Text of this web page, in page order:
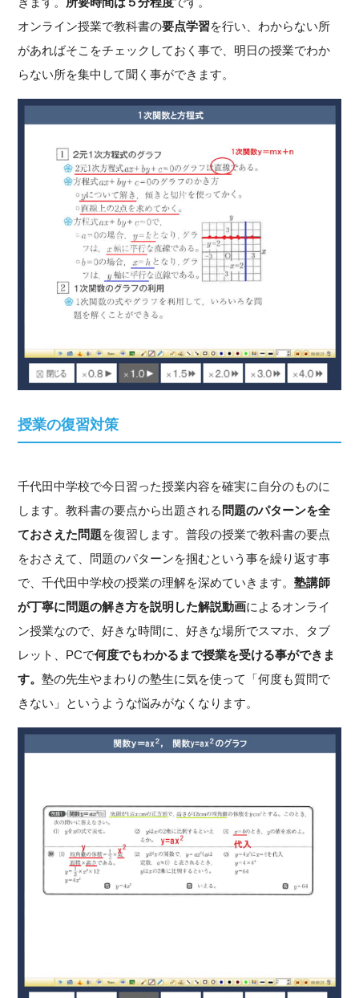
オンライン授業で教科書の要点学習を行い、わからない所
があればそこをチェックしておく事で、明日の授業でわか
らない所を集中して聞く事ができます。
授業の復習対策
千代田中学校で今日習った授業内容を確実に自分のものに
します。教科書の要点から出題される 問題のパターンを全
ておさえた問題を復習します。普段の授業で教科書の要点
をおさえて、問題のパターンを掴むという事を繰り返す事
で、千代田中学校の授業の理解を深めていきます。塾講師
が丁寧に問題の解き方を説明した解説動画によるオンライ
ン授業なので、好きな時間に、好きな場所でスマホ、タブ
レット、PCで何度でもわかるまで授業を受ける事ができま
す。塾の先生やまわりの塾生に気を使って「何度も質問で
きない」というような悩みがなくなります。